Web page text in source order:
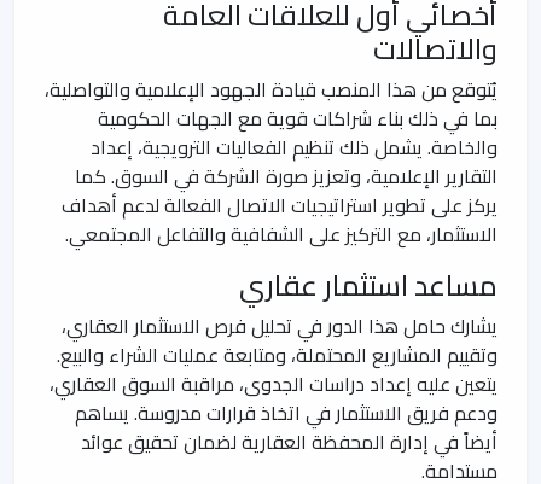
أخصائي أول للعلاقات العامة
والاتصالات
يُتوقع من هذا المنصب قيادة الجهود الإعلامية والتواصلية،
بما في ذلك بناء شراكات قوية مع الجهات الحكومية
والخاصة. يشمل ذلك تنظيم الفعاليات الترويجية، إعداد
التقارير الإعلامية، وتعزيز صورة الشركة في السوق. كما
يركز على تطوير استراتيجيات الاتصال الفعالة لدعم أهداف
الاستثمار، مع التركيز على الشفافية والتفاعل المجتمعي.
مساعد استثمار عقاري
يشارك حامل هذا الدور في تحليل فرص الاستثمار العقاري،
وتقييم المشاريع المحتملة، ومتابعة عمليات الشراء والبيع.
يتعين عليه إعداد دراسات الجدوى، مراقبة السوق العقاري،
ودعم فريق الاستثمار في اتخاذ قرارات مدروسة. يساهم
أيضاً في إدارة المحفظة العقارية لضمان تحقيق عوائد
مستدامة.